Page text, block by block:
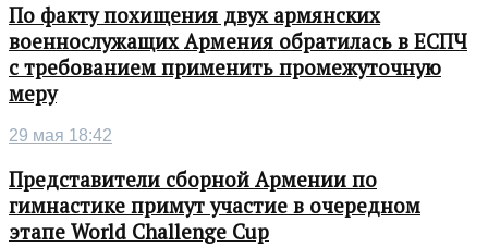
По факту похищения двух армянских
военнослужащих Армения обратилась в ЕСПЧ
с требованием применить промежуточную
меру
29 мая 18:42
Представители сборной Армении по
гимнастике примут участие в очередном
этапе World Challenge Cup